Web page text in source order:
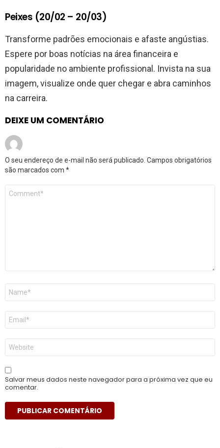
Peixes (20/02 – 20/03)
Transforme padrões emocionais e afaste angústias.
Espere por boas notícias na área financeira e
popularidade no ambiente profissional. Invista na sua
imagem, visualize onde quer chegar e abra caminhos
na carreira.
DEIXE UM COMENTÁRIO
O seu endereço de e-mail não será publicado. Campos obrigatórios
são marcados com *
Comentário
Nome
E-
mail
*
Site
Salvar meus dados neste navegador para a próxima vez que eu
comentar.